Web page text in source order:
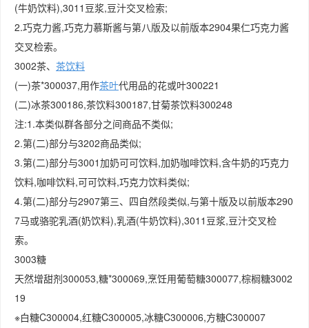
(牛奶饮料),3011豆浆,豆汁交叉检索;
2.巧克力酱,巧克力慕斯酱与第八版及以前版本2904果仁巧克力酱
交叉检索。
3002茶、 茶饮料
(一)茶*300037,用作茶叶代用品的花或叶300221
(二)冰茶300186,茶饮料300187,甘菊茶饮料300248
注:1.本类似群各部分之间商品不类似;
2.第(二)部分与3202商品类似;
3.第(二)部分与3001加奶可可饮料,加奶咖啡饮料,含牛奶的巧克力
饮料,咖啡饮料,可可饮料,巧克力饮料类似;
4.第(二)部分与2907第三、四自然段类似,与第十版及以前版本290
7马或骆驼乳酒(奶饮料),乳酒(牛奶饮料),3011豆浆,豆汁交叉检
索。
3003糖
天然增甜剂300053,糖*300069,烹饪用葡萄糖300077,棕榈糖3002
19
※白糖C300004,红糖C300005,冰糖C300006,方糖C300007